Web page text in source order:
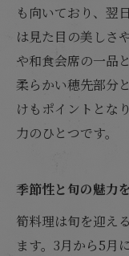
も向いており、翌
は見た目の美しさ
や和食会席の一品
柔らかい穂先部分
けもポイントとな
力のひとつです。
季節性と旬の魅力
筍料理は旬を迎え
ます。3月から5月